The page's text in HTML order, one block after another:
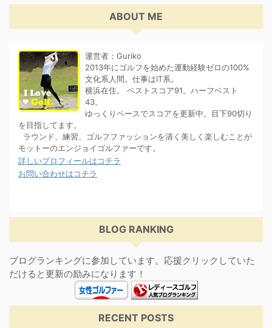
ABOUT ME
運営者：Guriko
2013年にゴルフを始めた運動経験ゼロの100%
文化系人間。仕事はIT系。
横浜在住。 ベストスコア91。ハーフベスト
43。
ゆっくりペースでスコアを更新中。目下90切り
を目指してます。
ラウンド、練習、ゴルフファッションを清く美しく楽しむことが
モットーのエンジョイゴルファーです。
詳しいプロフィールはコチラ
お問い合わせはコチラ
BLOG RANKING
ブログランキングに参加しています。応援クリックしていた
だけると更新の励みになります！
RECENT POSTS